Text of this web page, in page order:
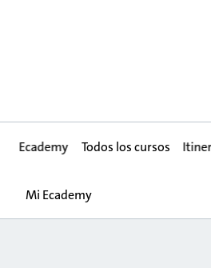
Ecademy Todos los cursos
Mi Ecademy